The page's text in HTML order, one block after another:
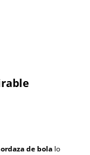
de bola lo